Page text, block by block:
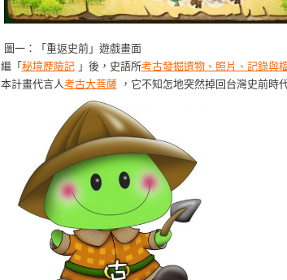
圖一：「重返史前」遊戲畫面
繼「 秘境歷險記」後，史語所考古發掘遺物、照片、記錄與
本計畫代言人考古大菩薩，它不知怎地突然掉回台灣史前時